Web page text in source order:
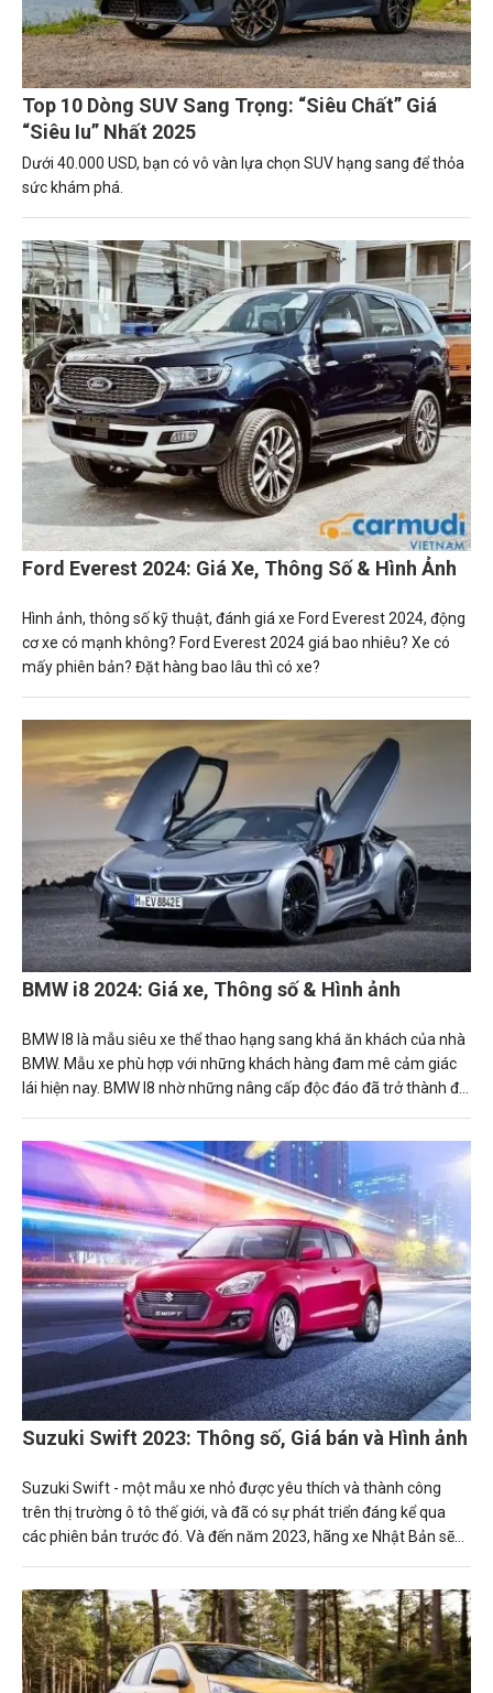
Top 10 Dòng SUV Sang Trọng: “Siêu Chất” Giá
“Siêu Iu” Nhất 2025
Dưới 40.000 USD, bạn có vô vàn lựa chọn SUV hạng sang để thỏa
sức khám phá.
Ford Everest 2024: Giá Xe, Thông Số & Hình Ảnh
Hình ảnh, thông số kỹ thuật, đánh giá xe Ford Everest 2024, động
cơ xe có mạnh không? Ford Everest 2024 giá bao nhiêu? Xe có
mấy phiên bản? Đặt hàng bao lâu thì có xe?
BMW i8 2024: Giá xe, Thông số & Hình ảnh
BMW I8 là mẫu siêu xe thể thao hạng sang khá ăn khách của nhà
BMW. Mẫu xe phù hợp với những khách hàng đam mê cảm giác
lái hiện nay. BMW I8 nhờ những nâng cấp độc đáo đã trở thành đối
Suzuki Swift 2023: Thông số, Giá bán và Hình ảnh
Suzuki Swift - một mẫu xe nhỏ được yêu thích và thành công
trên thị trường ô tô thế giới, và đã có sự phát triển đáng kể qua
các phiên bản trước đó. Và đến năm 2023, hãng xe Nhật Bản sẽ